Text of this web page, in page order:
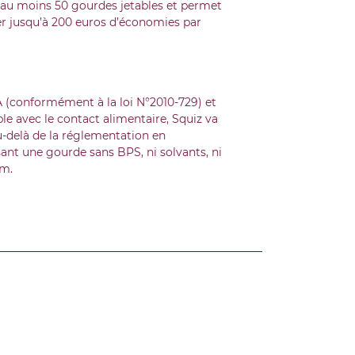
moins 50 gourdes jetables et permet
jusqu’à 200 euros d’économies par
(conformément à la loi N°2010-729) et
avec le contact alimentaire, Squiz va
delà de la réglementation en
une gourde sans BPS, ni solvants, ni